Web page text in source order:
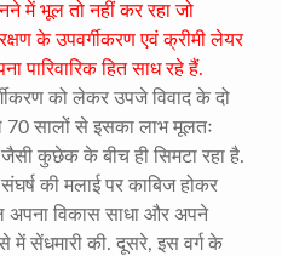
में भूल तो नहीं कर रहा जो
के उपवर्गीकरण एवं क्रीमी लेयर
पारिवारिक हित साध रहे हैं.
को लेकर उपजे विवाद के दो
70 सालों से इसका लाभ मूलतः
जैसी कुछेक के बीच ही सिमटा रहा है.
की मलाई पर काबिज होकर
अपना विकास साधा और अपने
में सेंधमारी की. दूसरे, इस वर्ग के